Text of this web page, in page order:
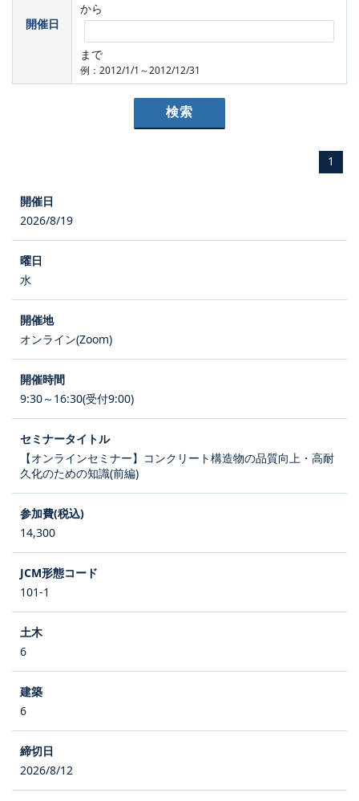
開催日
から
まで
例：2012/1/1～2012/12/31
1
2026/8/19
水
オンライン(Zoom)
9:30～16:30(受付9:00)
【オンラインセミナー】コンクリート構造物の品質向上・高耐
久化のための知識(前編)
14,300
101-1
6
6
2026/8/12